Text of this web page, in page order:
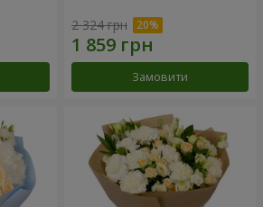
2 324 грн
Замовити